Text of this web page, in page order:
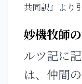
共同訳』より
妙機牧師
ルツ記に
は、仲間